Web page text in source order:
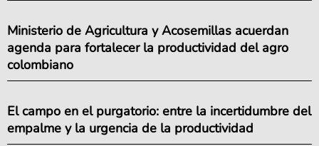
Ministerio de Agricultura y Acosemillas acuerdan
agenda para fortalecer la productividad del agro
colombiano
El campo en el purgatorio: entre la incertidumbre del
empalme y la urgencia de la productividad